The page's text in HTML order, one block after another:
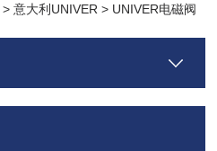
>意大利UNIVER > UNIVER电磁阀